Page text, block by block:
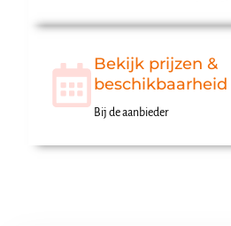
Bekijk prijzen &
beschikbaarheid
Bij de aanbieder